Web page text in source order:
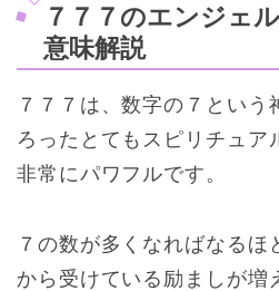
７７７のエンジェ
意味解説
７７７は、数字の７という
ろったとてもスピリチュア
非常にパワフルです。
７の数が多くなればなるほ
から受けている励ましが増